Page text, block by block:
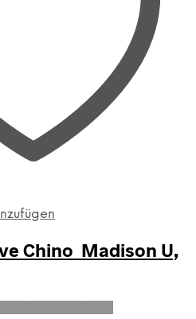
Chino Madison U,
Dieses